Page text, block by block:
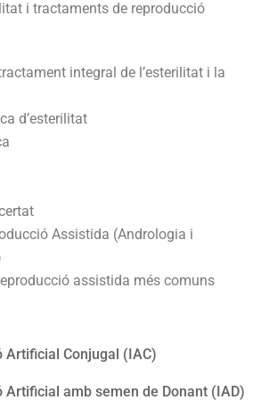
i tractaments de reproducció
integral de l’esterilitat i la
d’esterilitat
Assistida (Andrologia i
assistida més comuns
Artificial Conjugal (IAC)
Artificial amb semen de Donant (IAD)